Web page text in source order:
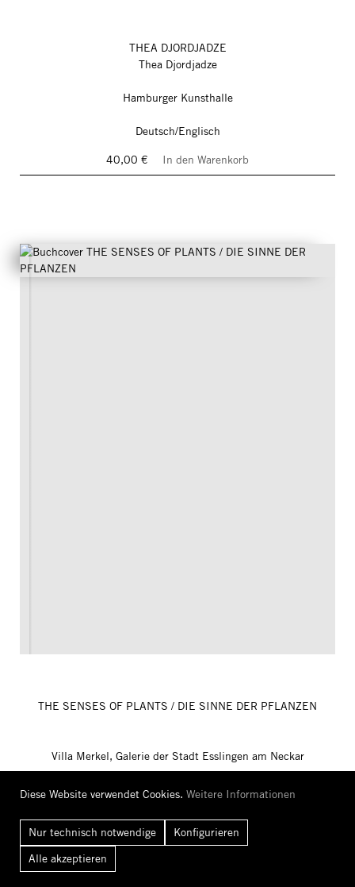
THEA DJORDJADZE
Thea Djordjadze
Hamburger Kunsthalle
Deutsch/Englisch
40,00 €
In den Warenkorb
THE SENSES OF PLANTS / DIE SINNE DER PFLANZEN
Villa Merkel, Galerie der Stadt Esslingen am Neckar
Deutsch/Englisch
40,00 €
In den Warenkorb
Diese Website verwendet Cookies. Weitere Informationen
Nur technisch notwendige
Konfigurieren
Alle akzeptieren